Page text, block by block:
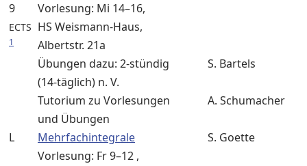
9
ECTS
1
Vorlesung: Mi 14–16,
HS Weismann-Haus,
Albertstr. 21a
Übungen dazu: 2-stündig
(14-täglich) n. V.
S. Bartels
Tutorium zu Vorlesungen
und Übungen
A. Schumacher
L Mehrfachintegrale
S. Goette
Vorlesung: Fr 9–12 ,